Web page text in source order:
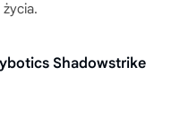
Shadowstrike